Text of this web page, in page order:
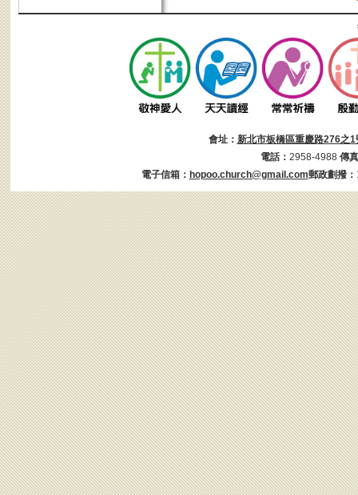
會址： 新北市板橋區重慶路276之1
電話： 2958-4988 傳
電子信箱： hopoo.church@gmail.com郵政劃撥：